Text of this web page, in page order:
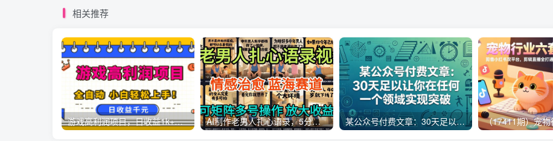
相关推荐
游戏高利润项目，日收益1k+，全自动，无需值守，解放双手，小白轻松上手【揭秘】 AI制作老男人扎心语录，5分钟一条，操作简单，流量非常大，保姆级教程 某公众号付费文章：30天足以让你在任何一个领域实现突破